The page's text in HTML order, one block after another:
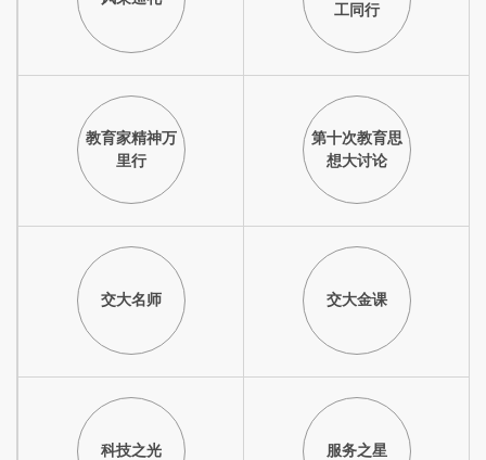
工同行
教育家精神万
里行
第十次教育思
想大讨论
交大名师 交大金课
科技之光 服务之星